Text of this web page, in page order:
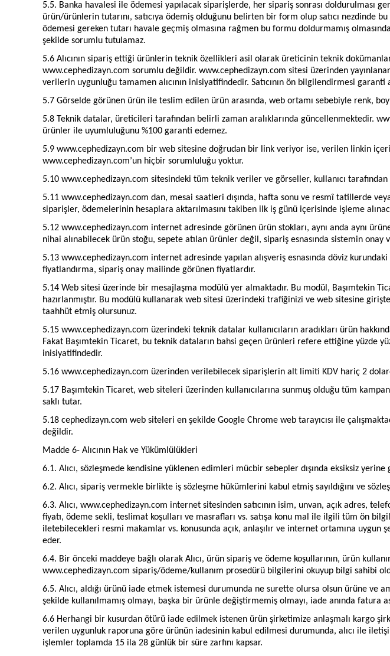
5.5. Banka havalesi ile ödemesi yapılacak siparişlerde, her sipariş sonrası doldurulması
ürün/ürünlerin tutarını, satıcıya ödemiş olduğunu belirten bir form olup satıcı nezdinde bu
ödemesi gereken tutarı havale geçmiş olmasına rağmen bu formu doldurmamış
şekilde sorumlu tutulamaz.
5.6 Alıcının sipariş ettiği ürünlerin teknik özellikleri asil olarak üreticinin teknik
www.cephedizayn.com sorumlu değildir. www.cephedizayn.com sitesi üzerinden
verilerin uygunluğu tamamen alıcının inisiyatifindedir. Satıcının ön bilgilendirmesi garanti
5.7 Görselde görünen ürün ile teslim edilen ürün arasında, web ortamı sebebiyle renk,
5.8 Teknik datalar, üreticileri tarafından belirli zaman aralıklarında güncellenmektedir.
ürünler ile uyumluluğunu %100 garanti edemez.
5.9 www.cephedizayn.com bir web sitesine doğrudan bir link veriyor ise, verilen linkin
www.cephedizayn.com’un hiçbir sorumluluğu yoktur.
5.10 www.cephedizayn.com sitesindeki tüm teknik veriler ve görseller, kullanıcı
5.11 www.cephedizayn.com dan, mesai saatleri dışında, hafta sonu ve resmî tatillerde
siparişler, ödemelerinin hesaplara aktarılmasını takiben ilk iş günü içerisinde işleme
5.12 www.cephedizayn.com internet adresinde görünen ürün stokları, aynı anda aynı
nihai alınabilecek ürün stoğu, sepete atılan ürünler değil, sipariş esnasında sistemin onay
5.13 www.cephedizayn.com internet adresinde yapılan alışveriş esnasında döviz
fiyatlandırma, sipariş onay mailinde görünen fiyatlardır.
5.14 Web sitesi üzerinde bir mesajlaşma modülü yer almaktadır. Bu modül, Başımtekin
hazırlanmıştır. Bu modülü kullanarak web sitesi üzerindeki trafiğinizi ve web sitesine
taahhüt etmiş olursunuz.
5.15 www.cephedizayn.com üzerindeki teknik datalar kullanıcıların aradıkları ürün
Fakat Başımtekin Ticaret, bu teknik dataların bahsi geçen ürünleri refere ettiğine yüzde
inisiyatifindedir.
5.16 www.cephedizayn.com üzerinden verilebilecek siparişlerin alt limiti KDV hariç 2
5.17 Başımtekin Ticaret, web siteleri üzerinden kullanıcılarına sunmuş olduğu tüm
saklı tutar.
5.18 cephedizayn.com web siteleri en şekilde Google Chrome web tarayıcısı ile
değildir.
Madde 6- Alıcının Hak ve Yükümlülükleri
6.1. Alıcı, sözleşmede kendisine yüklenen edimleri mücbir sebepler dışında eksiksiz
6.2. Alıcı, sipariş vermekle birlikte iş sözleşme hükümlerini kabul etmiş sayıldığını ve
6.3. Alıcı, www.cephedizayn.com internet sitesinden satıcının isim, unvan, açık adres,
fiyatı, ödeme sekli, teslimat koşulları ve masrafları vs. satışa konu mal ile ilgili tüm ön
iletebilecekleri resmi makamlar vs. konusunda açık, anlaşılır ve internet ortamına
eder.
6.4. Bir önceki maddeye bağlı olarak Alıcı, ürün sipariş ve ödeme koşullarının, ürün
www.cephedizayn.com sipariş/ödeme/kullanım prosedürü bilgilerini okuyup bilgi sahibi
6.5. Alıcı, aldığı ürünü iade etmek istemesi durumunda ne surette olursa olsun ürüne
şekilde kullanılmamış olmayı, başka bir ürünle değiştirmemiş olmayı, iade anında fatura
6.6 Herhangi bir kusurdan ötürü iade edilmek istenen ürün şirketimize anlaşmalı kargo
verilen uygunluk raporuna göre ürünün iadesinin kabul edilmesi durumunda, alıcı ile
işlemler toplamda 15 ila 28 günlük bir süre zarfını kapsar.